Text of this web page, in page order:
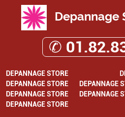
Depannage
✆
DEPANNAGE STORE
DEPANNAGE STORE
DEPANNAGE
DEPANNAGE STORE
DEPANNAGE
DEPANNAGE STORE